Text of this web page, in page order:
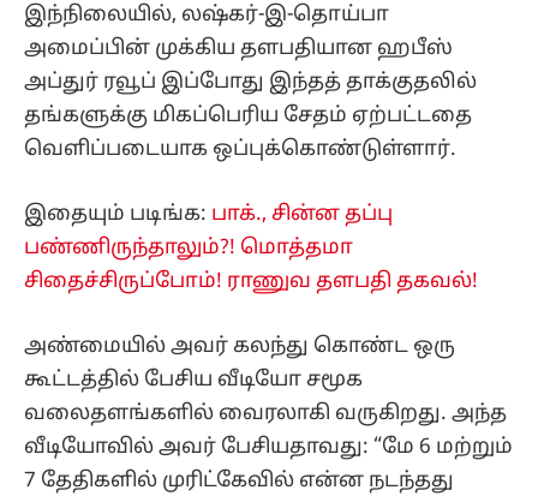
இந்நிலையில், லஷ்கர்-இ-தொய்பா
அமைப்பின் முக்கிய தளபதியான ஹபீஸ்
அப்துர் ரவூப் இப்போது இந்தத் தாக்குதலில்
தங்களுக்கு மிகப்பெரிய சேதம் ஏற்பட்டதை
வெளிப்படையாக ஒப்புக்கொண்டுள்ளார்.
இதையும் படிங்க: பாக்., சின்ன தப்பு
பண்ணிருந்தாலும்?! மொத்தமா
சிதைச்சிருப்போம்! ராணுவ தளபதி தகவல்!
அண்மையில் அவர் கலந்து கொண்ட ஒரு
கூட்டத்தில் பேசிய வீடியோ சமூக
வலைதளங்களில் வைரலாகி வருகிறது. அந்த
வீடியோவில் அவர் பேசியதாவது: “மே 6 மற்றும்
7 தேதிகளில் முரிட்கேவில் என்ன நடந்தது